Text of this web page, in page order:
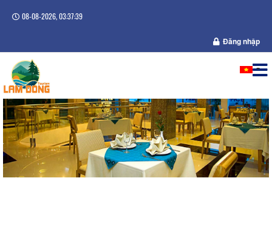
08-08-2026, 03:37:40
Đăng nhập